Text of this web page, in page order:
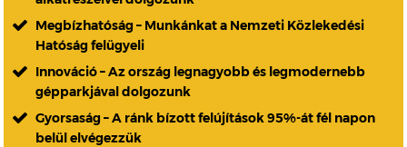
Megbízhatóság – Munkánkat a Nemzeti Közlekedési
Hatóság felügyeli
Innováció – Az ország legnagyobb és legmodernebb
gépparkjával dolgozunk
Gyorsaság – A ránk bízott felújítások 95%-át fél napon
belül elvégezzük